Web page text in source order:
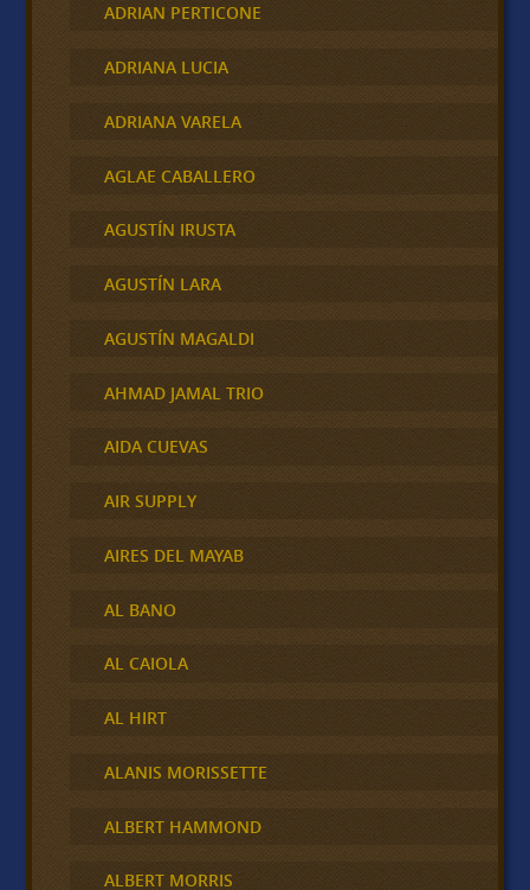
ADRIAN PERTICONE
ADRIANA LUCIA
ADRIANA VARELA
AGLAE CABALLERO
AGUSTÍN IRUSTA
AGUSTÍN LARA
AGUSTÍN MAGALDI
AHMAD JAMAL TRIO
AIDA CUEVAS
AIR SUPPLY
AIRES DEL MAYAB
AL BANO
AL CAIOLA
AL HIRT
ALANIS MORISSETTE
ALBERT HAMMOND
ALBERT MORRIS